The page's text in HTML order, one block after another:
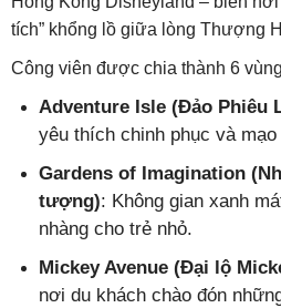
tích” khổng lồ giữa lòng Thượng
Công viên được chia thành 6
Adventure Isle (Đảo Phiêu
yêu thích chinh phục và mạo
Gardens of Imagination
tượng): Không gian xanh
nhàng cho trẻ nhỏ.
Mickey Avenue (Đại lộ
nơi du khách chào đón